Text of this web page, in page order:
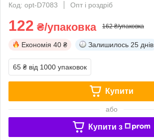
Код: opt-D7083
Опт і роздріб
122 ₴/упаковка 162 ₴/упаковка
Економія 40 ₴ Залишилось 25 днів
65 ₴ від 1000 упаковок
Купити
або
Купити з